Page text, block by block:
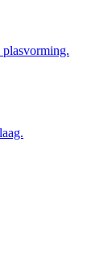
plasvorming.